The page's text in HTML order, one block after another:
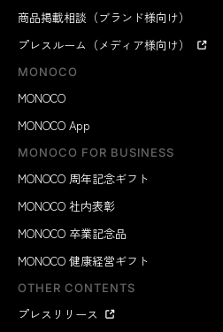
商品掲載相談（ブランド様向け）
プレスルーム（メディア様向け）
MONOCO
MONOCO
MONOCO App
MONOCO FOR BUSINESS
MONOCO 周年記念ギフト
MONOCO 社内表彰
MONOCO 卒業記念品
MONOCO 健康経営ギフト
OTHER CONTENTS
プレスリリース